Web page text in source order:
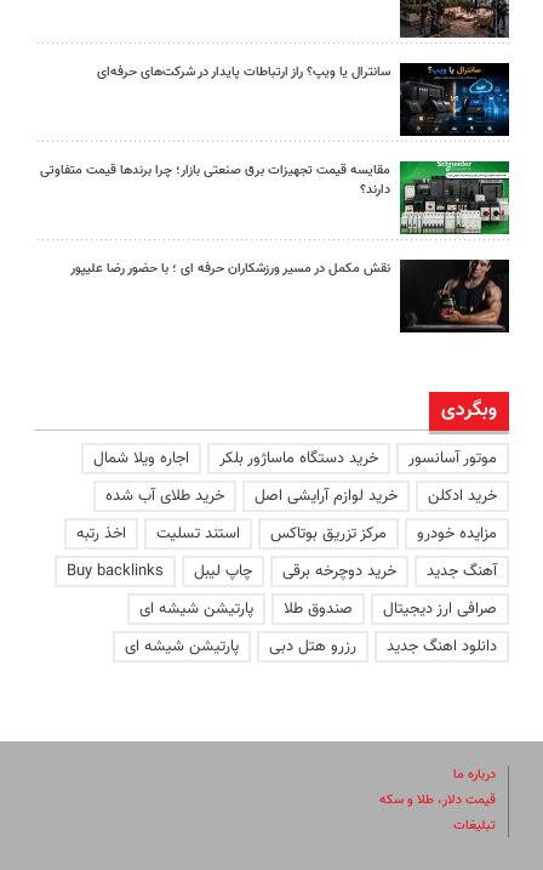
سانترال یا ویپ؟ راز ارتباطات پایدار در شرکت‌های حرفه‌ای
مقایسه قیمت تجهیزات برق صنعتی بازار؛ چرا برندها قیمت متفاوتی
دارند؟
نقش مکمل در مسیر ورزشکاران حرفه ای ؛ با حضور رضا علیپور
وبگردی
موتور آسانسور خرید دستگاه ماساژور بلکر
اجاره ویلا شمال
خرید ادکلن
خرید لوازم آرایشی اصل
خرید طلای آب شده
مزایده خودرو
مرکز تزریق بوتاکس استند تسلیت
اخذ رتبه
آهنگ جدید
خرید دوچرخه برقی چاپ لیبل
Buy backlinks
صرافی ارز دیجیتال
صندوق طلا
پارتیشن شیشه ای
دانلود اهنگ جدید
رزرو هتل دبی پارتیشن شیشه ای
درباره ما
قیمت دلار، طلا و سکه
تبلیغات